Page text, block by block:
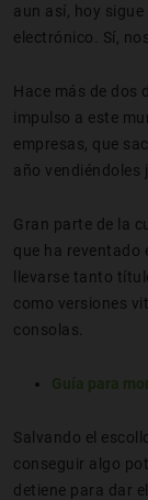
aun así, hoy
electrónico. Sí,
Hace más de dos
impulso a este
empresas, que
año vendiéndoles
Gran parte de la
que ha reventado
llevarse tanto
como versiones
consolas.
Guía para
Salvando el
conseguir algo
detiene para dar